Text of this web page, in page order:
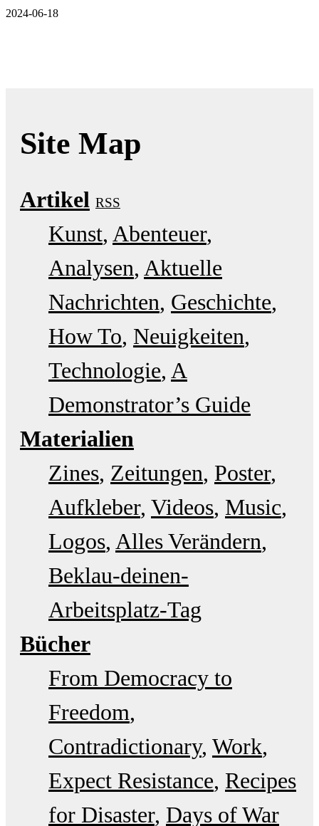
2024-06-18
Site Map
Artikel RSS
Kunst Abenteuer
Analysen Aktuelle
Nachrichten Geschichte
How To Neuigkeiten
Technologie A
Demonstrator’s Guide
Materialien
Zines Zeitungen Poster
Aufkleber Videos Music
Logos Alles Verändern
Beklau-deinen-
Arbeitsplatz-Tag
Bücher
From Democracy to
Freedom
Contradictionary Work
Expect Resistance Recipes
for Disaster Days of War